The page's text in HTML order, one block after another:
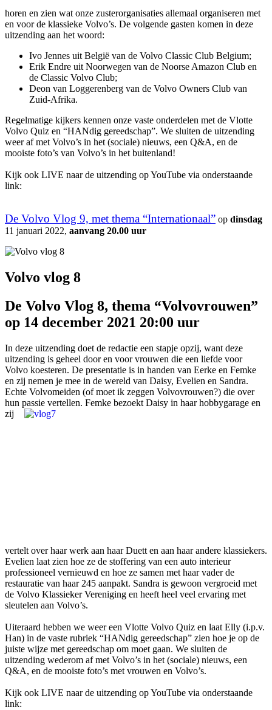
horen en zien wat onze zusterorganisaties allemaal organiseren met
en voor de klassieke Volvo’s. De volgende gasten komen in deze
uitzending aan het woord:
Ivo Jennes uit België van de Volvo Classic Club Belgium;
Erik Endre uit Noorwegen van de Noorse Amazon Club en
de Classic Volvo Club;
Deon van Loggerenberg van de Volvo Owners Club van
Zuid-Afrika.
Regelmatige kijkers kennen onze vaste onderdelen met de Vlotte
Volvo Quiz en “HANdig gereedschap”. We sluiten de uitzending
weer af met Volvo’s in het (sociale) nieuws, een Q&A, en de
mooiste foto’s van Volvo’s in het buitenland!
Kijk ook LIVE naar de uitzending op YouTube via onderstaande
link:
De Volvo Vlog 9, met thema “Internationaal” op dinsdag
11 januari 2022, aanvang 20.00 uur
Volvo vlog 8
De Volvo Vlog 8, thema “Volvovrouwen”
op 14 december 2021 20:00 uur
In deze uitzending doet de redactie een stapje opzij, want deze
uitzending is geheel door en voor vrouwen die een liefde voor
Volvo koesteren. De presentatie is in handen van Eerke en Femke
en zij nemen je mee in de wereld van Daisy, Evelien en Sandra.
Echte Volvomeiden (of moet ik zeggen Volvovrouwen?) die over
hun passie vertellen. Femke bezoekt Daisy in haar hobbygarage en
zij
vertelt over haar werk aan haar Duett en aan haar andere klassiekers.
Evelien laat zien hoe ze de stoffering van een auto interieur
professioneel vernieuwd en hoe ze samen met haar vader de
restauratie van haar 245 aanpakt. Sandra is gewoon vergroeid met
de Volvo Klassieker Vereniging en heeft heel veel ervaring met
sleutelen aan Volvo’s.
Uiteraard hebben we weer een Vlotte Volvo Quiz en laat Elly (i.p.v.
Han) in de vaste rubriek “HANdig gereedschap” zien hoe je op de
juiste wijze met gereedschap om moet gaan. We sluiten de
uitzending wederom af met Volvo’s in het (sociale) nieuws, een
Q&A, en de mooiste foto’s met vrouwen en Volvo’s.
Kijk ook LIVE naar de uitzending op YouTube via onderstaande
link: